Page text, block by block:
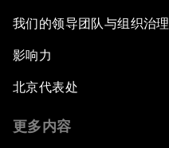
我们的领导团队与组织治理
影响力
北京代表处
更多内容